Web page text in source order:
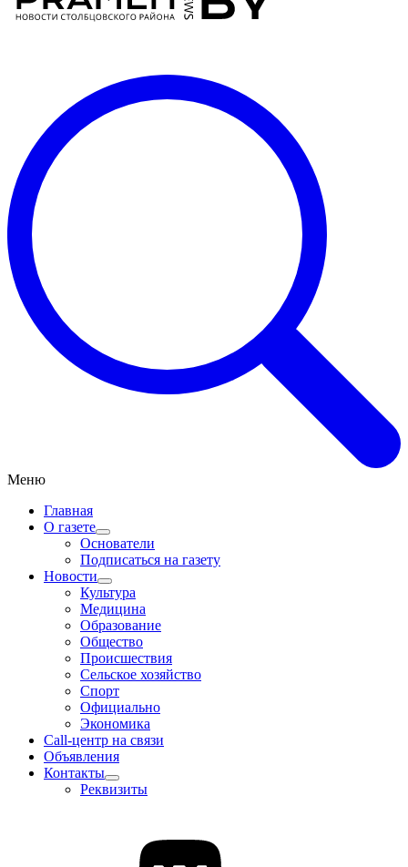
Меню
Главная
О газете
Основатели
Подписаться на газету
Новости
Культура
Медицина
Образование
Общество
Происшествия
Сельское хозяйство
Спорт
Официально
Экономика
Call-центр на связи
Объявления
Контакты
Реквизиты